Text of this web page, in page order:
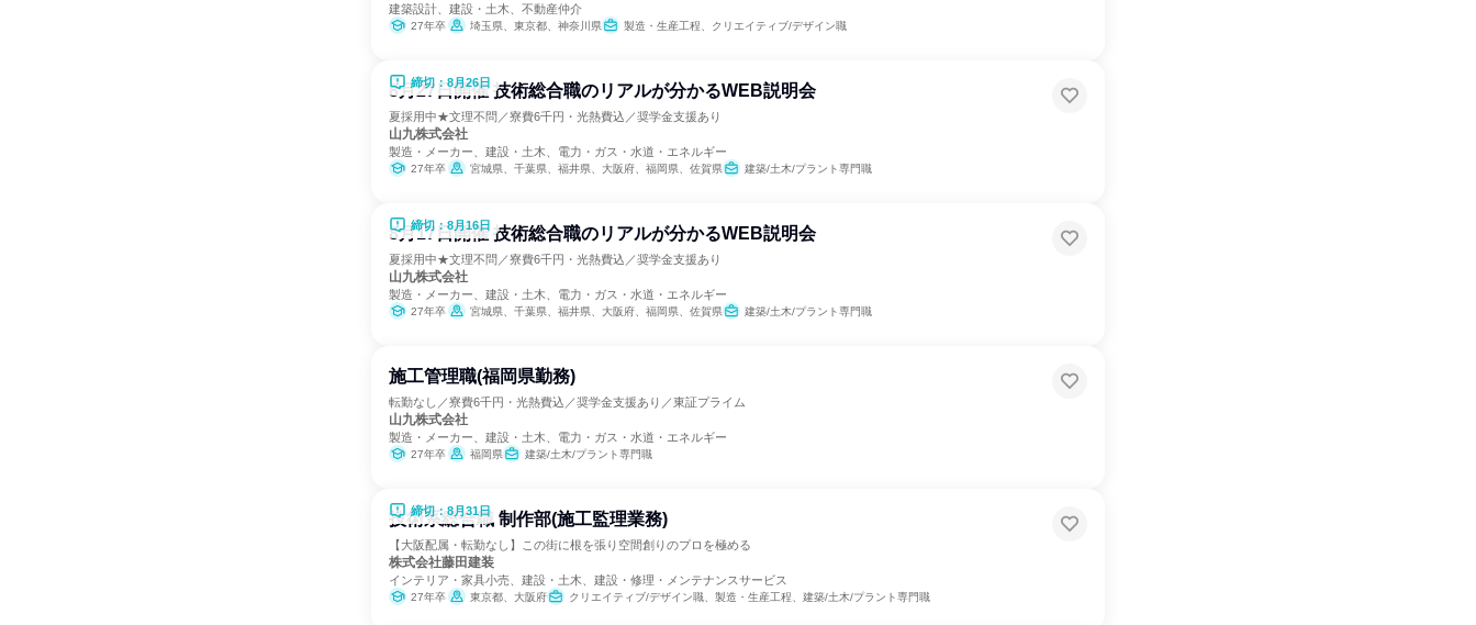
建築設計、建設・土木、不動産仲介
27年卒 埼玉県、東京都、神奈川県 製造・生産工程、クリエイティブ/デザイン職
締切：8月26日
8月27日開催 技術総合職のリアルが分かるWEB説明会
夏採用中★文理不問／寮費6千円・光熱費込／奨学金支援あり
山九株式会社
製造・メーカー、建設・土木、電力・ガス・水道・エネルギー
27年卒 宮城県、千葉県、福井県、大阪府、福岡県、佐賀県 建築/土木/プラント専門職
締切：8月16日
8月17日開催 技術総合職のリアルが分かるWEB説明会
夏採用中★文理不問／寮費6千円・光熱費込／奨学金支援あり
山九株式会社
製造・メーカー、建設・土木、電力・ガス・水道・エネルギー
27年卒 宮城県、千葉県、福井県、大阪府、福岡県、佐賀県 建築/土木/プラント専門職
施工管理職(福岡県勤務)
転勤なし／寮費6千円・光熱費込／奨学金支援あり／東証プライム
山九株式会社
製造・メーカー、建設・土木、電力・ガス・水道・エネルギー
27年卒 福岡県 建築/土木/プラント専門職
締切：8月31日
技術系総合職 制作部(施工監理業務)
【大阪配属・転勤なし】この街に根を張り空間創りのプロを極める
株式会社藤田建装
インテリア・家具小売、建設・土木、建設・修理・メンテナンスサービス
27年卒 東京都、大阪府 クリエイティブ/デザイン職、製造・生産工程、建築/土木/プラント専門職